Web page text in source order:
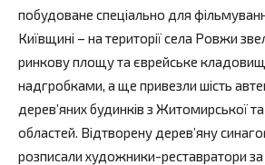
побудоване спеціально для
Київщині – на території села Ровжи
ринкову площу та єврейське
надгробками, а ще привезли шість
дерев’яних будинків з Житомирської та
областей. Відтворену дерев’яну
розписали художники-реставратори